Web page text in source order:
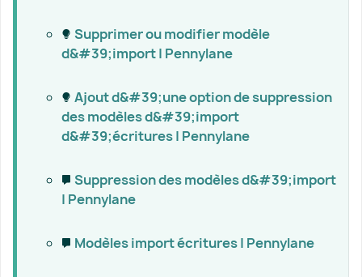
Supprimer ou modifier modèle
d&#39;import | Pennylane
Ajout d&#39;une option de suppression
des modèles d&#39;import
d&#39;écritures | Pennylane
Suppression des modèles d&#39;import
| Pennylane
Modèles import écritures | Pennylane